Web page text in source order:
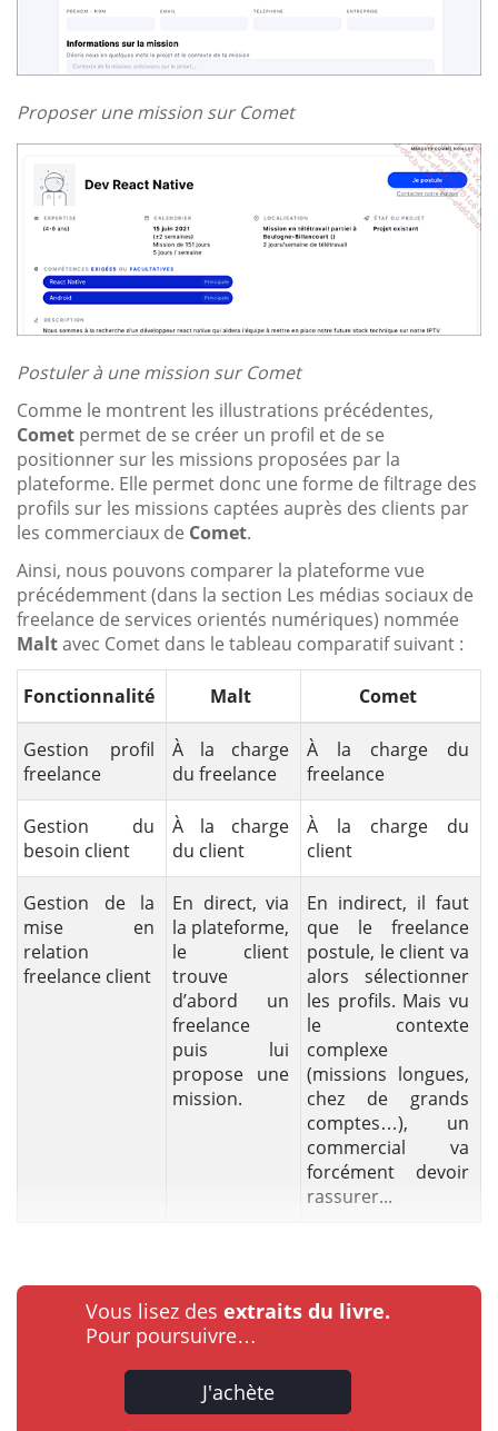
Proposer une mission sur Comet
Postuler à une mission sur Comet
Comme le montrent les illustrations précédentes,
Comet permet de se créer un profil et de se
positionner sur les missions proposées par la
plateforme. Elle permet donc une forme de filtrage des
profils sur les missions captées auprès des clients par
les commerciaux de Comet.
Ainsi, nous pouvons comparer la plateforme vue
précédemment (dans la section Les médias sociaux de
freelance de services orientés numériques) nommée
Maltavec Comet dans le tableau comparatif suivant :
Fonctionnalité Malt Comet
Gestion profil
freelance
À la charge
du freelance
À la charge du
freelance
Gestion du
besoin client
À la charge
du client
À la charge du
client
Gestion de la
mise en
relation
freelance client
En direct, via
la plateforme,
le client
trouve
d’abord un
freelance
puis lui
propose une
mission.
En indirect, il faut
que le freelance
postule, le client va
alors sélectionner
les profils. Mais vu
le contexte
complexe
(missions longues,
chez de grands
comptes…), un
commercial va
forcément devoir
rassurer...
Vous lisez des extraits du livre.
Pour poursuivre…
J'achète